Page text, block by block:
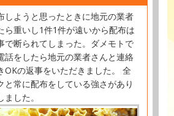
しようと思ったときに地元の業者
ら重いし1件1件が遠いから配布は
で断られてしまった。ダメモトで
話をしたら地元の業者さんと連絡
OKの返事をいただきました。 全
と常に配布をしている強さがあり
した。